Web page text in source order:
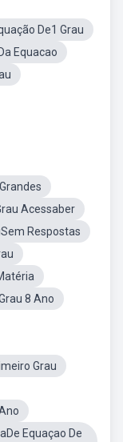
De1 Grau
Equacao
Acessaber
Respostas
8 Ano
Grau
Equaçao De